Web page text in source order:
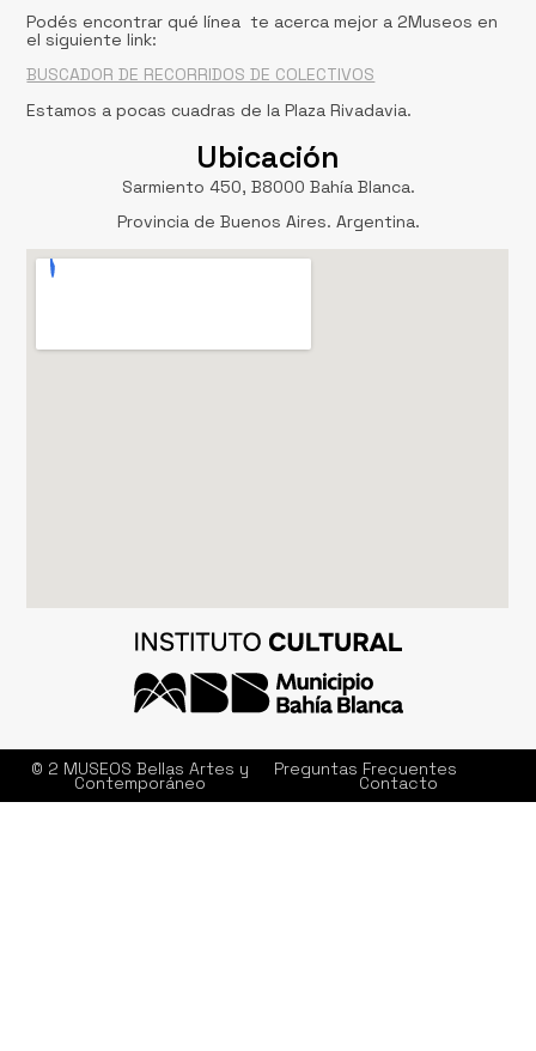
Podés encontrar qué línea te acerca mejor a 2Museos en
el siguiente link:
BUSCADOR DE RECORRIDOS DE COLECTIVOS
Estamos a pocas cuadras de la Plaza Rivadavia.
Ubicación
Sarmiento 450, B8000 Bahía Blanca.
Provincia de Buenos Aires. Argentina.
© 2 MUSEOS Bellas Artes y
Contemporáneo
Preguntas Frecuentes
Contacto